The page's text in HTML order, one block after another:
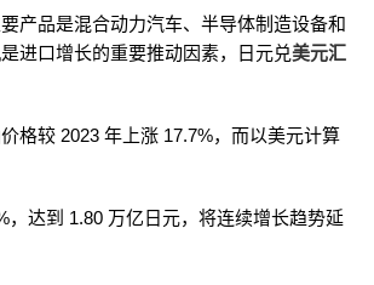
产品是混合动力汽车、半导体制造设备和
进口增长的重要推动因素，日元兑美元汇
格较 2023 年上涨 17.7%，而以美元计算
，达到 1.80 万亿日元，将连续增长趋势延